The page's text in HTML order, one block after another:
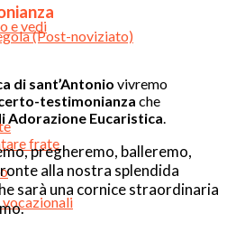
(Post-noviziato)
e vedi
frate
di sant’Antonio vivremo
testimonianza che
Adorazione Eucaristica.
pregheremo, balleremo,
alla nostra splendida
sarà una cornice straordinaria